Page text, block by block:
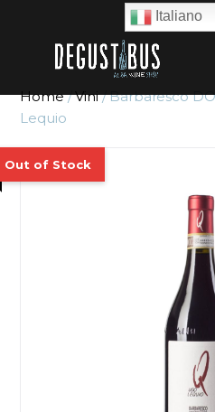
Home/Vini/ Barbaresco
Lequio
Italiano